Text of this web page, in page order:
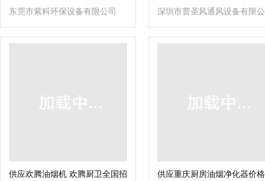
东莞市紫科环保设备有限公司
深圳市普圣风通风设备有限公
司
供应欢腾油烟机 欢腾厨卫全国招
供应重庆厨房油烟净化器价